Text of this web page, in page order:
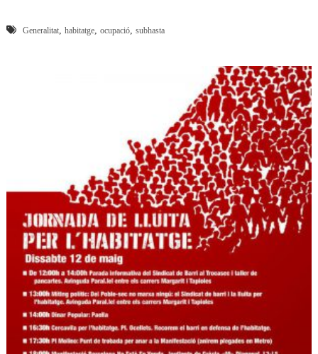
Generalitat, habitatge, ocupació, subhasta